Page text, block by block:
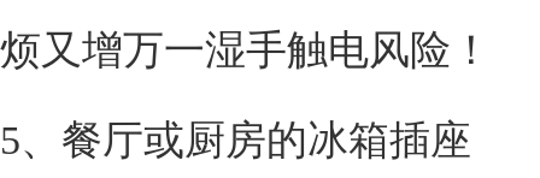
烦又增万一湿手触电风险！
5、餐厅或厨房的冰箱插座